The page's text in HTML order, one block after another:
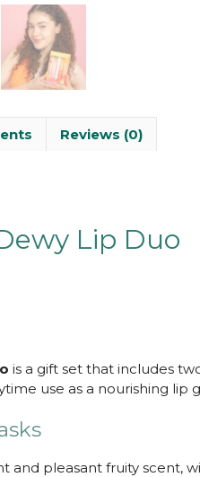
Reviews (0)
Lip Duo
is a gift set that includes
use as a nourishing lip
and pleasant fruity scent,